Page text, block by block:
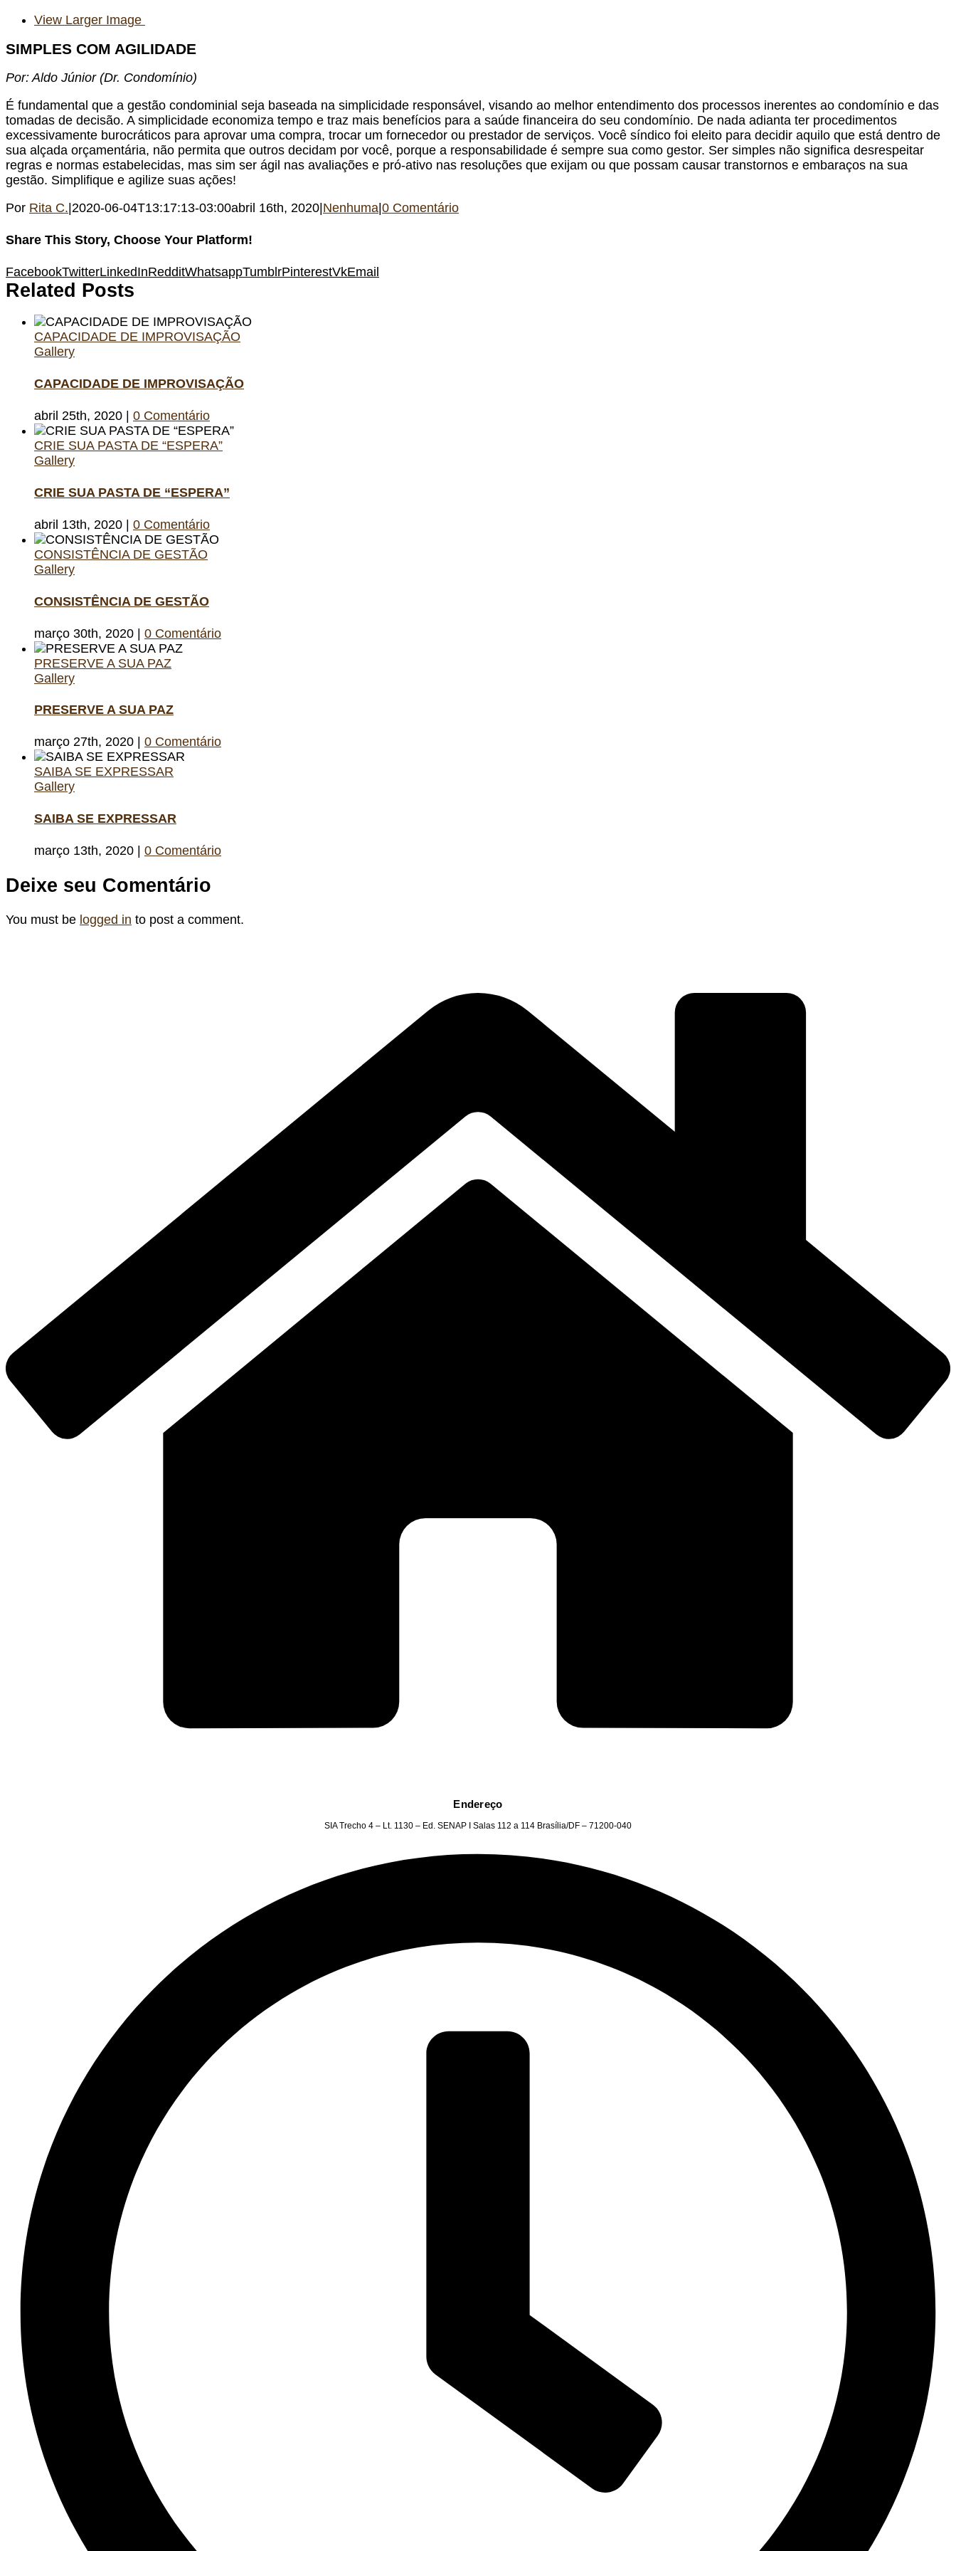
View Larger Image
SIMPLES COM AGILIDADE
Por: Aldo Júnior (Dr. Condomínio)
É fundamental que a gestão condominial seja baseada na simplicidade responsável, visando ao melhor entendimento dos processos inerentes ao condomínio e das
tomadas de decisão. A simplicidade economiza tempo e traz mais benefícios para a saúde financeira do seu condomínio. De nada adianta ter procedimentos
excessivamente burocráticos para aprovar uma compra, trocar um fornecedor ou prestador de serviços. Você síndico foi eleito para decidir aquilo que está dentro de
sua alçada orçamentária, não permita que outros decidam por você, porque a responsabilidade é sempre sua como gestor. Ser simples não significa desrespeitar
regras e normas estabelecidas, mas sim ser ágil nas avaliações e pró-ativo nas resoluções que exijam ou que possam causar transtornos e embaraços na sua
gestão. Simplifique e agilize suas ações!
Por Rita C. 2020-06-04T13:17:13-03:00abril 16th, 2020 Nenhuma 0 Comentário
Share This Story, Choose Your Platform!
FacebookTwitterLinkedInRedditWhatsappTumblrPinterestVkEmail
Related Posts
CAPACIDADE DE IMPROVISAÇÃO
Gallery
CAPACIDADE DE IMPROVISAÇÃO
abril 25th, 2020 | 0 Comentário
CRIE SUA PASTA DE “ESPERA”
Gallery
CRIE SUA PASTA DE “ESPERA”
abril 13th, 2020 | 0 Comentário
CONSISTÊNCIA DE GESTÃO
Gallery
CONSISTÊNCIA DE GESTÃO
março 30th, 2020 | 0 Comentário
PRESERVE A SUA PAZ
Gallery
PRESERVE A SUA PAZ
março 27th, 2020 0 Comentário
SAIBA SE EXPRESSAR
Gallery
SAIBA SE EXPRESSAR
março 13th, 2020 0 Comentário
Deixe seu Comentário
You must be logged in to post a comment.
Endereço
SIA Trecho 4 – Lt. 1130 – Ed. SENAP I Salas 112 a 114 Brasília/DF – 71200-040